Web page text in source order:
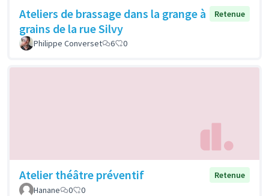
Ateliers de brassage dans la grange à
grains de la rue Silvy
Retenue
Philippe Converset 6 0
Atelier théâtre préventif
Retenue
Hanane
0 0